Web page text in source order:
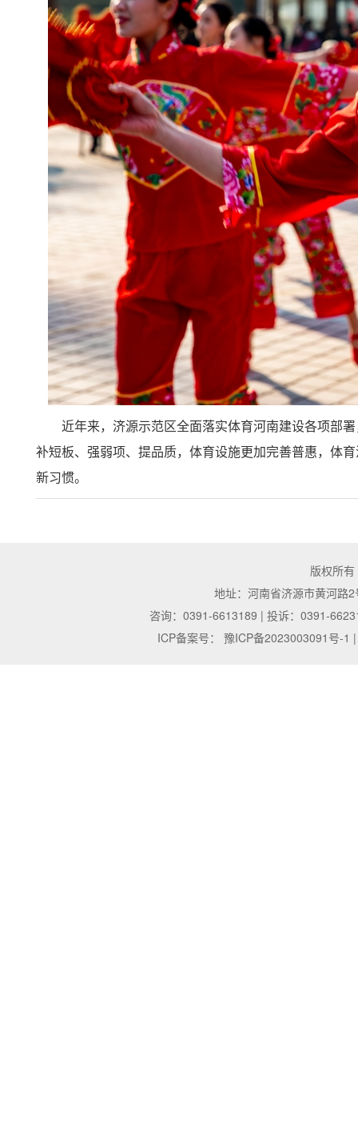
近年来，济源示范区全面落实体育河南建设各项部
补短板、强弱项、提品质，体育设施更加完善普惠，体
新习惯。
版权所
地址：河南省济源市黄河路
咨询：0391-6613189 | 投诉：0391-
ICP备案号：
豫ICP备2023003091号-1